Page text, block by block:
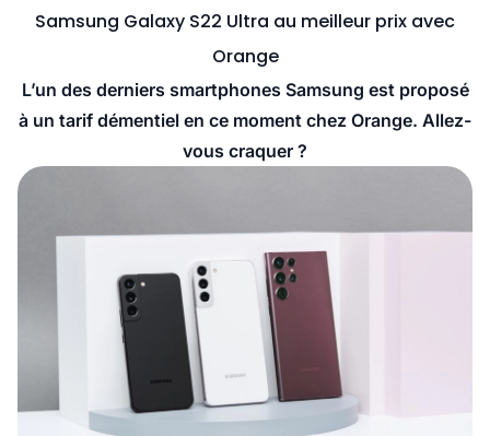
Samsung Galaxy S22 Ultra au meilleur prix avec
Orange
L’un des derniers smartphones Samsung est proposé
à un tarif démentiel en ce moment chez Orange. Allez-
vous craquer ?